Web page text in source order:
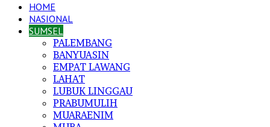
HOME
NASIONAL
SUMSEL
PALEMBANG
BANYUASIN
EMPAT LAWANG
LAHAT
LUBUK LINGGAU
PRABUMULIH
MUARAENIM